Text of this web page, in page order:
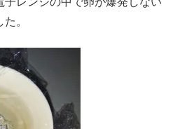
。